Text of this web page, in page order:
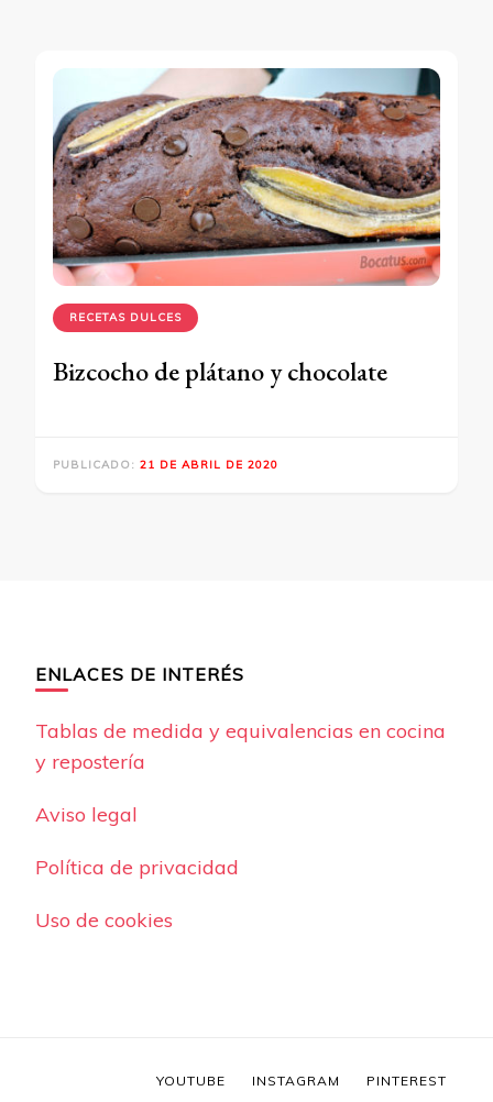
RECETAS DULCES
Bizcocho de plátano y chocolate
PUBLICADO: 21 DE ABRIL DE 2020
ENLACES DE INTERÉS
Tablas de medida y equivalencias en cocina
y repostería
Aviso legal
Política de privacidad
Uso de cookies
YOUTUBE INSTAGRAM PINTEREST